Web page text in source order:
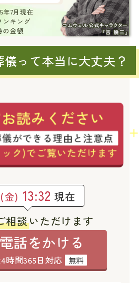
年7月現在
ンキング
の金額
って本当に大丈夫？
読みください
ができる理由と注意点
ク)でご覧いただけます
(金) 13:32 現在
相談いただけます
電話をかける
時間365日対応 無料